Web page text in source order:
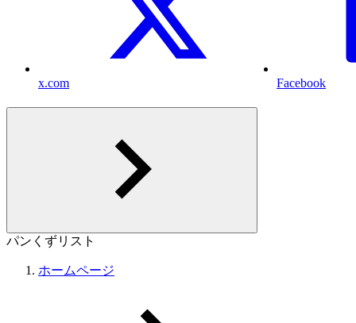
x.com Facebook
パンくずリスト
ホームページ